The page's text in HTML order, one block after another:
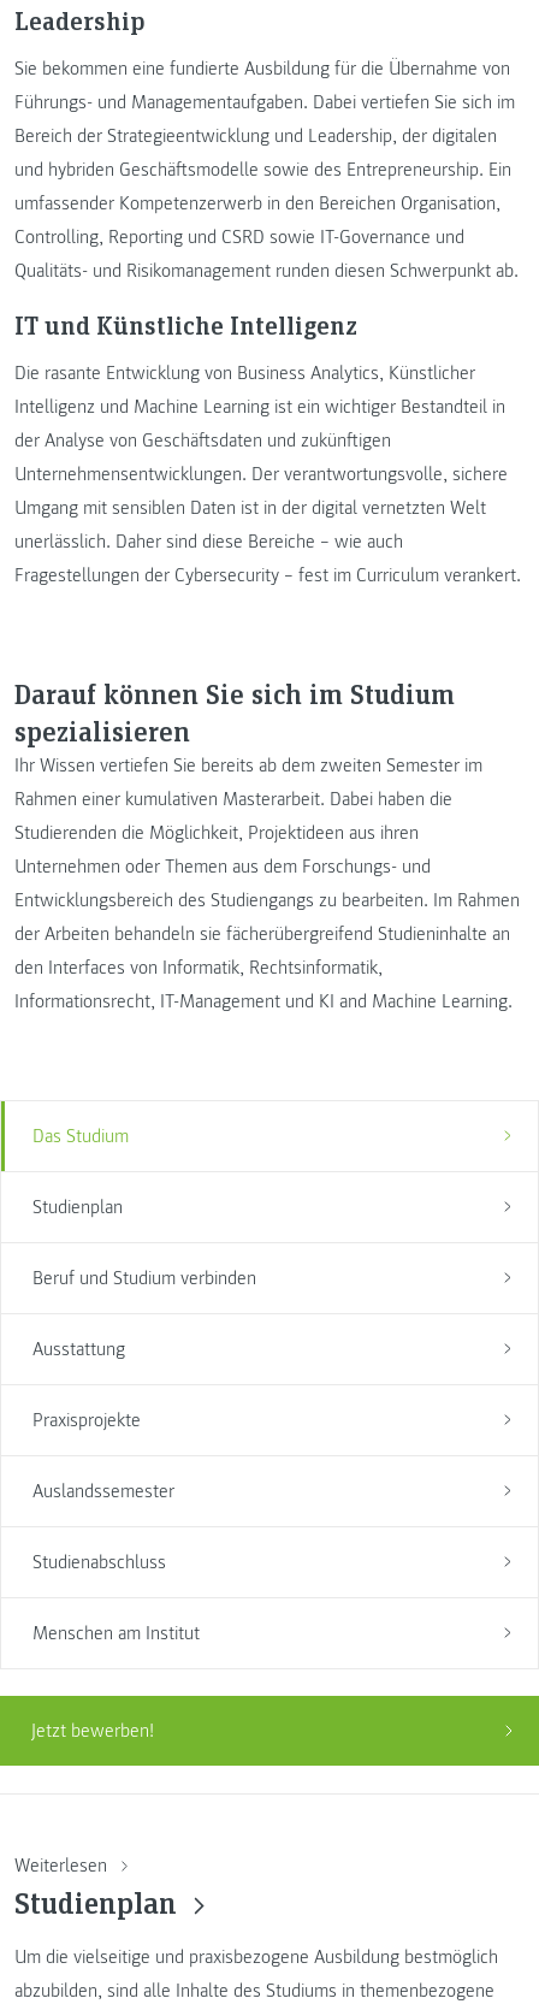
Das Studium
Studienplan
Beruf und Studium verbinden
Ausstattung
Praxisprojekte
Auslandssemester
Studienabschluss
Menschen am Institut
Jetzt bewerben!
Leadership
Sie bekommen eine fundierte Ausbildung für die Übernahme von
Führungs- und Managementaufgaben. Dabei vertiefen Sie sich im
Bereich der Strategieentwicklung und Leadership, der digitalen
und hybriden Geschäftsmodelle sowie des Entrepreneurship. Ein
umfassender Kompetenzerwerb in den Bereichen Organisation,
Controlling, Reporting und CSRD sowie IT-Governance und
Qualitäts- und Risikomanagement runden diesen Schwerpunkt ab.
IT und Künstliche Intelligenz
Die rasante Entwicklung von Business Analytics, Künstlicher
Intelligenz und Machine Learning ist ein wichtiger Bestandteil in
der Analyse von Geschäftsdaten und zukünftigen
Unternehmensentwicklungen. Der verantwortungsvolle, sichere
Umgang mit sensiblen Daten ist in der digital vernetzten Welt
unerlässlich. Daher sind diese Bereiche – wie auch
Fragestellungen der Cybersecurity – fest im Curriculum verankert.
Darauf können Sie sich im Studium
spezialisieren
Ihr Wissen vertiefen Sie bereits ab dem zweiten Semester im
Rahmen einer kumulativen Masterarbeit. Dabei haben die
Studierenden die Möglichkeit, Projektideen aus ihren
Unternehmen oder Themen aus dem Forschungs- und
Entwicklungsbereich des Studiengangs zu bearbeiten. Im Rahmen
der Arbeiten behandeln sie fächerübergreifend Studieninhalte an
den Interfaces von Informatik, Rechtsinformatik,
Informationsrecht, IT-Management und KI and Machine Learning.
Weiterlesen
Studienplan
Um die vielseitige und praxisbezogene Ausbildung bestmöglich
abzubilden, sind alle Inhalte des Studiums in themenbezogene